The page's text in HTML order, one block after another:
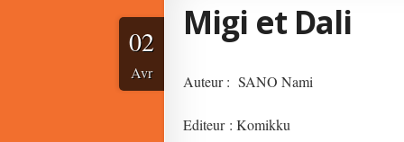
Migi et Dali
02
Avr Auteur : SANO Nami
Editeur : Komikku